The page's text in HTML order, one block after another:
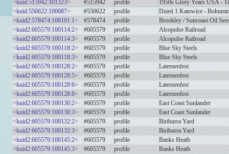
<kuid:515942:101323> #515942 profile
1950s Glory Years USA -
<kuid:550622:100087>
#550622 profile
Dzień 1 Katowice -
<kuid2:578474:100101:1>
#578474 profile
Brookley / Suncoast Oil
<kuid2:605579:100114:2>
#605579 profile
Alcopulse Railroad
<kuid2:605579:100114:3>
#605579 profile
Alcopulse Railroad
<kuid2:605579:100118:2>
#605579 profile
Blue Sky Steels
<kuid2:605579:100118:3>
#605579 profile
Blue Sky Steels
<kuid2:605579:100128:2>
#605579 profile
Laternenfest
<kuid2:605579:100128:5>
#605579 profile
Laternenfest
<kuid2:605579:100128:6>
#605579 profile
Laternenfest
<kuid2:605579:100128:8>
#605579 profile
Laternenfest
<kuid2:605579:100130:2>
#605579 profile
East Coast Sunlander
<kuid2:605579:100130:3>
#605579 profile
East Coast Sunlander
<kuid2:605579:100132:2>
#605579 profile
Biriburra Yard
<kuid2:605579:100132:3>
#605579 profile
Biriburra Yard
<kuid2:605579:100145:2>
#605579 profile
Banks Heath
<kuid2:605579:100145:3>
#605579 profile
Banks Heath